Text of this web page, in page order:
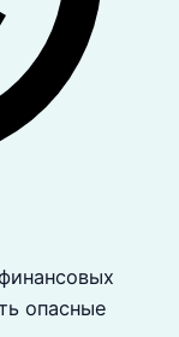
опасные